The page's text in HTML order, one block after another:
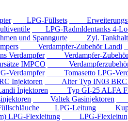
LPG-Füllsets
LPG-Radmldentanks 4-
und Spanngurte Zyl.
Verdampfer-Zubehör Landi
Verdampfer Verdampfer-Zubehör
IMPCO Verdampferzubehör
Tomasetto LPG-
Injektoren Alter Typ IN03 BRC
Injektoren Typ GI-25 ALFA
Valtek Gasinjektoren
LPG-Leitung
Flexleitung LPG-Flexleitung